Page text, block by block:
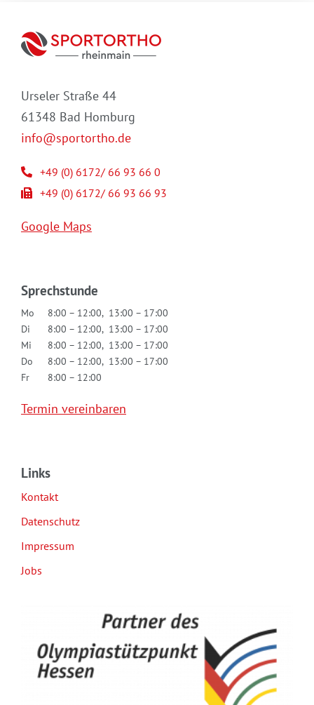
Urseler Straße 44
61348 Bad Homburg
info@sportortho.de
+49 (0) 6172/ 66 93 66 0
+49 (0) 6172/ 66 93 66 93
Google Maps
Sprechstunde
Mo
8:00 – 12:00, 13:00 – 17:00
Di
8:00 – 12:00, 13:00 – 17:00
Mi
8:00 – 12:00, 13:00 – 17:00
Do
8:00 – 12:00, 13:00 – 17:00
Fr
8:00 – 12:00
Termin vereinbaren
Links
Kontakt
Datenschutz
Impressum
Jobs